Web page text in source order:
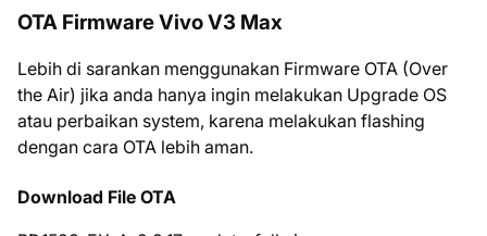
OTA Firmware Vivo V3 Max
Lebih di sarankan menggunakan Firmware OTA (Over
the Air) jika anda hanya ingin melakukan Upgrade OS
atau perbaikan system, karena melakukan flashing
dengan cara OTA lebih aman.
Download File OTA